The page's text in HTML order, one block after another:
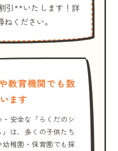
引**いたします！詳
ください。
教育機関でも数
ます
安全な「らくだのシ
は、多くの子供たち
稚園・保育園でも採